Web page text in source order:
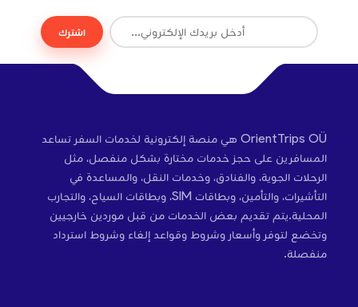
اشترك
OrientTrips OÜ هي منصة إلكترونية لخدمات السفر تساعد
المسافرين على حجز خدمات مختارة بشكل منفصل، مثل
الرحلات الجوية، والفنادق، وخدمات النقل، والمساعدة في
التأشيرات، والتأمين، وبطاقات SIM، وبطاقات السياح، والتجارب
المحلية.يتم تقديم بعض الخدمات من قبل موردين خارجيين
وتخضع لتوفر وأسعار وشروط وقواعد إلغاء وشروط استرداد
منفصلة.